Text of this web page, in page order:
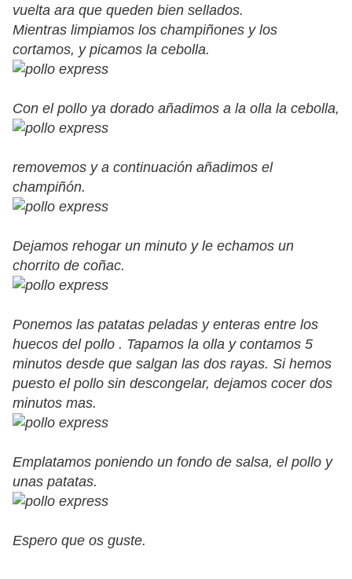
vuelta ara que queden bien sellados.
Mientras limpiamos los champiñones y los
cortamos, y picamos la cebolla.
Con el pollo ya dorado añadimos a la olla la cebolla,
removemos y a continuación añadimos el
champiñón.
Dejamos rehogar un minuto y le echamos un
chorrito de coñac.
Ponemos las patatas peladas y enteras entre los
huecos del pollo . Tapamos la olla y contamos 5
minutos desde que salgan las dos rayas. Si hemos
puesto el pollo sin descongelar, dejamos cocer dos
minutos mas.
Emplatamos poniendo un fondo de salsa, el pollo y
unas patatas.
Espero que os guste.